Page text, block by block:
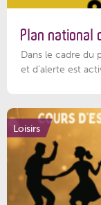
Plan national
Dans le cadre du
et d’alerte est
Loisirs